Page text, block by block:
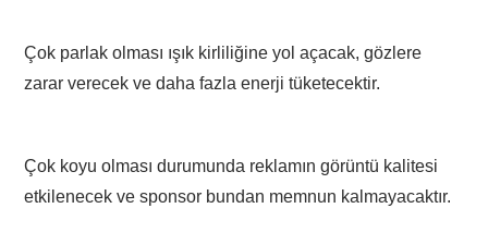
Çok parlak olması ışık kirliliğine yol açacak, gözlere
zarar verecek ve daha fazla enerji tüketecektir.
Çok koyu olması durumunda reklamın görüntü kalitesi
etkilenecek ve sponsor bundan memnun kalmayacaktır.